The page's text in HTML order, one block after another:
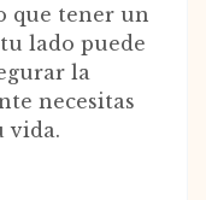
que tener un
lado puede
la
necesitas
vida.